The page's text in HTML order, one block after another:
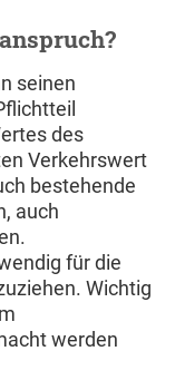
seinen
des
Verkehrswert
bestehende
auch
für die
Wichtig
werden